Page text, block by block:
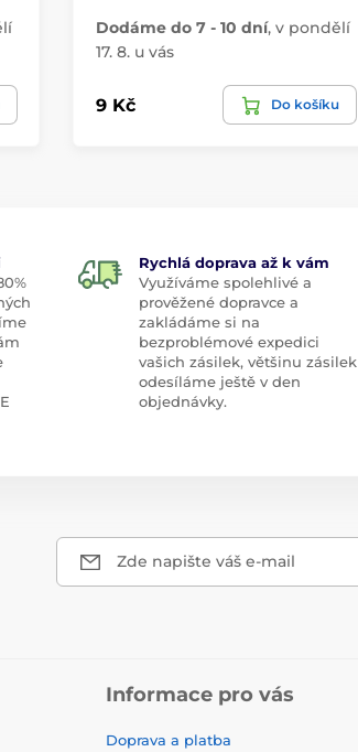
Dodáme do 7 - 10 dní, v pondělí
17. 8. u vás
9 Kč Do košíku
Rychlá doprava až k vám
Využíváme spolehlivé a
prověžené dopravce a
zakládáme si na
bezproblémové expedici
vašich zásilek, většinu zásilek
odesíláme ještě v den
objednávky.
Zde napište váš e-mail
Informace pro vás
Doprava a platba